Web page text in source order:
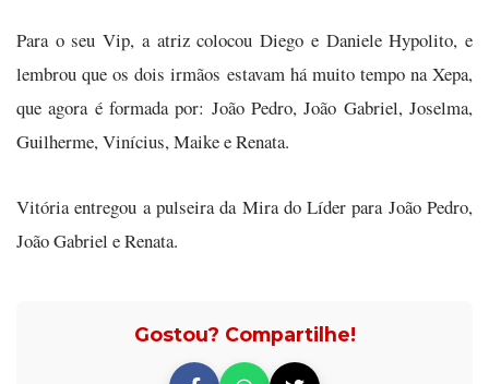
Para o seu Vip, a atriz colocou Diego e Daniele Hypolito, e
lembrou que os dois irmãos estavam há muito tempo na Xepa,
que agora é formada por: João Pedro, João Gabriel, Joselma,
Guilherme, Vinícius, Maike e Renata.
Vitória entregou a pulseira da Mira do Líder para João Pedro,
João Gabriel e Renata.
Gostou? Compartilhe!